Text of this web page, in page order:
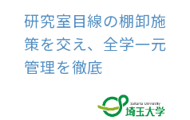
研究室目線の棚卸施
策を交え、全学一元
管理を徹底